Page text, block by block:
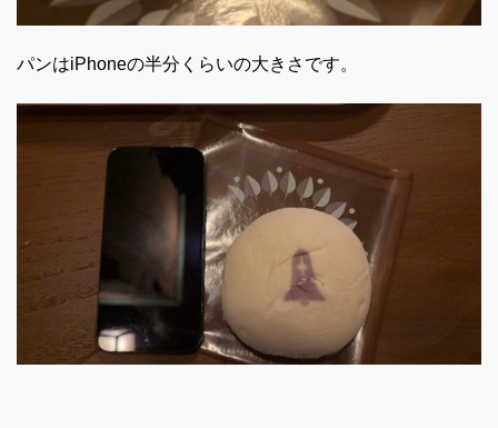
パンはiPhoneの半分くらいの大きさです。